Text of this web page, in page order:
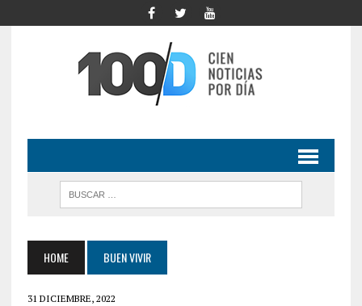
HOME BUEN VIVIR
31 DICIEMBRE, 2022